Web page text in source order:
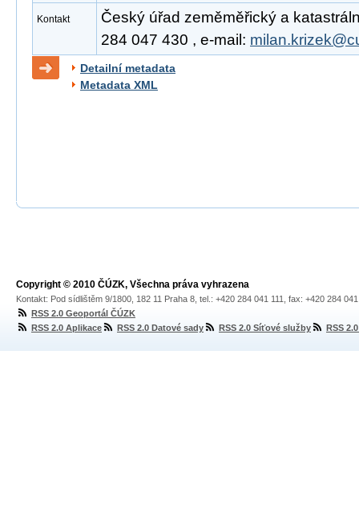
Kontakt
Český úřad zeměměřický a
284 047 430 , e-mail:
Detailní metadata
Metadata XML
Copyright © 2010 ČÚZK, Všechna práva vyhrazena
Kontakt: Pod sídlištěm 9/1800, 182 11 Praha 8, tel.: +420 284 041 111, fax: +420 284
RSS 2.0 Geoportál ČÚZK
RSS 2.0 Aplikace
RSS 2.0 Datové sady RSS 2.0 Síťové služby RSS